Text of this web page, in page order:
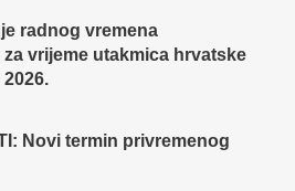
radnog vremena
vrijeme utakmica hrvatske
Novi termin privremenog